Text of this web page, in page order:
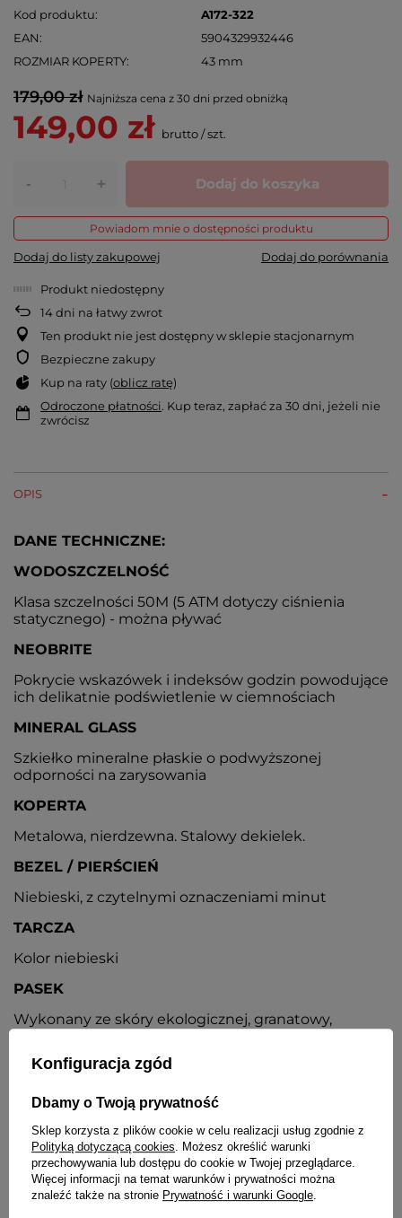
Kod produktu
A172-322
EAN
5904329932446
ROZMIAR KOPERTY
43 mm
179,00 zł Najniższa cena z 30 dni przed obniżką
149,00 zł brutto/szt.
- + Dodaj do koszyka
Powiadom mnie o dostępności produktu
Dodaj do listy zakupowej Dodaj do porównania
Produkt niedostępny
14dni na łatwy zwrot
Ten produkt nie jest dostępny w sklepie stacjonarnym
Bezpieczne zakupy
Kup na raty (oblicz ratę)
Odroczone płatności. Kup teraz, zapłać za 30 dni, jeżeli nie
zwrócisz
OPIS
DANE TECHNICZNE:
WODOSZCZELNOŚĆ
Klasa szczelności 50M (5 ATM dotyczy ciśnienia
statycznego) - można pływać
NEOBRITE
Pokrycie wskazówek i indeksów godzin powodujące
ich delikatnie podświetlenie w ciemnościach
MINERAL GLASS
Szkiełko mineralne płaskie o podwyższonej
odporności na zarysowania
KOPERTA
Metalowa, nierdzewna. Stalowy dekielek.
BEZEL / PIERŚCIEŃ
Niebieski, z czytelnymi oznaczeniami minut
TARCZA
Kolor niebieski
PASEK
Wykonany ze skóry ekologicznej, granatowy,
ZAPIĘCIE
Klasyczne na sprzączkę
DATOWNIK
Wskaźniki dnia miesiąca umieszczony na godz. 3
BATERIA
Konfiguracja zgód
Dbamy o Twoją prywatność
Sklep korzysta z plików cookie w celu realizacji usług zgodnie z
Polityką dotyczącą cookies. Możesz określić warunki
przechowywania lub dostępu do cookie w Twojej przeglądarce.
Więcej informacji na temat warunków i prywatności można
znaleźć także na stronie Prywatność i warunki Google.